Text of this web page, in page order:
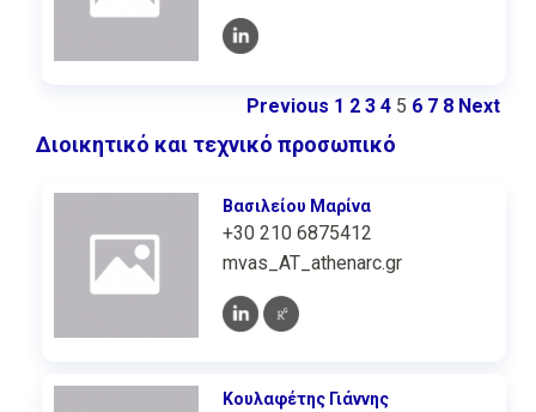
Previous 1 2 3 4 5 6 7 8 Next
Διοικητικό και τεχνικό προσωπικό
Βασιλείου Μαρίνα
+30 210 6875412
mvas_AT_athenarc.gr
Κουλαφέτης Γιάννης